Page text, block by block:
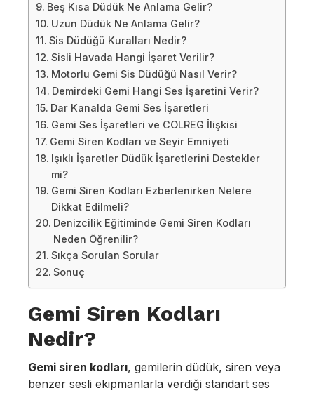
Beş Kısa Düdük Ne Anlama Gelir?
Uzun Düdük Ne Anlama Gelir?
Sis Düdüğü Kuralları Nedir?
Sisli Havada Hangi İşaret Verilir?
Motorlu Gemi Sis Düdüğü Nasıl Verir?
Demirdeki Gemi Hangi Ses İşaretini Verir?
Dar Kanalda Gemi Ses İşaretleri
Gemi Ses İşaretleri ve COLREG İlişkisi
Gemi Siren Kodları ve Seyir Emniyeti
Işıklı İşaretler Düdük İşaretlerini Destekler
mi?
Gemi Siren Kodları Ezberlenirken Nelere
Dikkat Edilmeli?
Denizcilik Eğitiminde Gemi Siren Kodları
Neden Öğrenilir?
Sıkça Sorulan Sorular
Sonuç
Gemi Siren Kodları
Nedir?
Gemi siren kodları, gemilerin düdük, siren veya
benzer sesli ekipmanlarla verdiği standart ses